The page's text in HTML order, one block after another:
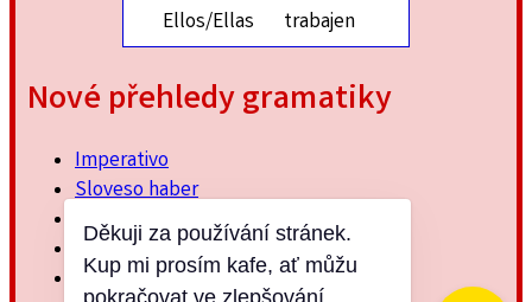
Ellos/Ellas
trabajen
Nové přehledy gramatiky
Imperativo
Sloveso haber
Imperfektum
Přítomný subjuntiv
Minulý jednoduchý
Děkuji za používání stránek.
Kup mi prosím kafe, ať můžu
pokračovat ve zlepšování